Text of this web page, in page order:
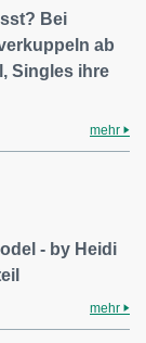
Bei
ab
Singles ihre
mehr
- by Heidi
mehr